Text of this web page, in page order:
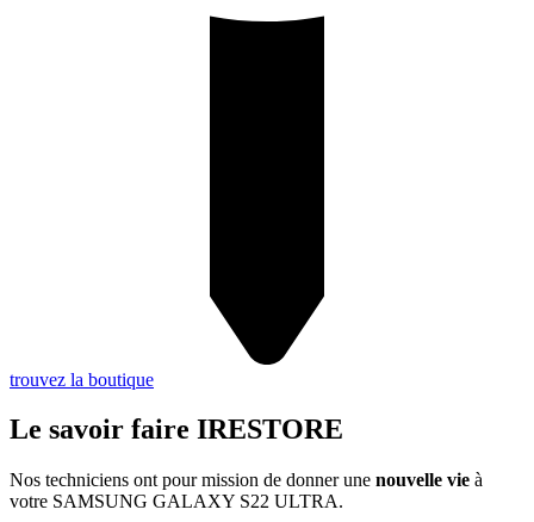
trouvez la boutique
Le savoir faire IRESTORE
Nos techniciens ont pour mission de donner une nouvelle vie à
votre SAMSUNG GALAXY S22 ULTRA.